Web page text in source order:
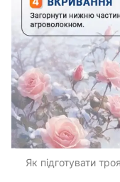
Як підготувати